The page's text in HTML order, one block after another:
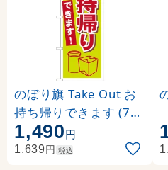
のぼり旗 Take Out お
持ち帰りできます (716
4)
1,490円
1,639円 税込